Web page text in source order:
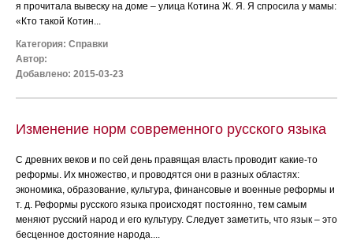
я прочитала вывеску на доме – улица Котина Ж. Я. Я спросила у мамы:
«Кто такой Котин...
Категория: Справки
Автор:
Добавлено: 2015-03-23
Изменение норм современного русского языка
С древних веков и по сей день правящая власть проводит какие-то
реформы. Их множество, и проводятся они в разных областях:
экономика, образование, культура, финансовые и военные реформы и
т. д. Реформы русского языка происходят постоянно, тем самым
меняют русский народ и его культуру. Следует заметить, что язык – это
бесценное достояние народа....